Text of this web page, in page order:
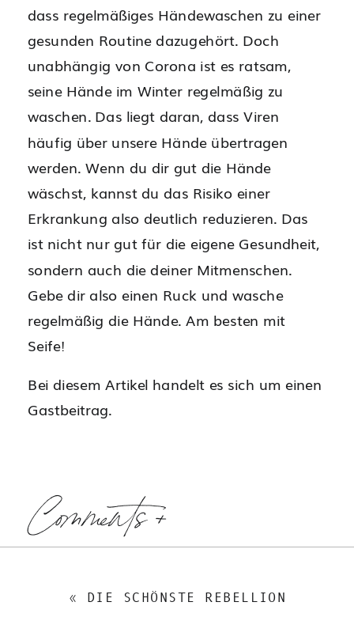
dass regelmäßiges Händewaschen zu einer
gesunden Routine dazugehört. Doch
unabhängig von Corona ist es ratsam,
seine Hände im Winter regelmäßig zu
waschen. Das liegt daran, dass Viren
häufig über unsere Hände übertragen
werden. Wenn du dir gut die Hände
wäschst, kannst du das Risiko einer
Erkrankung also deutlich reduzieren. Das
ist nicht nur gut für die eigene Gesundheit,
sondern auch die deiner Mitmenschen.
Gebe dir also einen Ruck und wasche
regelmäßig die Hände. Am besten mit
Seife!
Bei diesem Artikel handelt es sich um einen
Gastbeitrag.
Comments +
« DIE SCHÖNSTE REBELLION